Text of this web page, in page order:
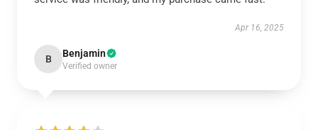
Apr 16, 2025
B Benjamin
Verified owner